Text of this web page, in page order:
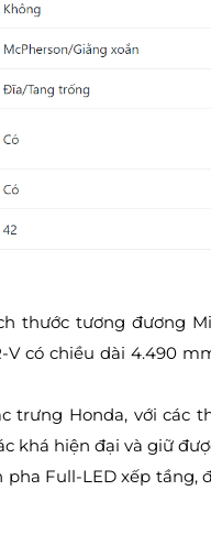
thước tương đương
có chiều dài 4.490
trưng Honda, với các
khá hiện đại và giữ
Full-LED xếp tầng,